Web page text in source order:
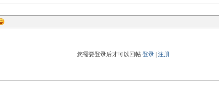
您需要登录后才可以回帖 登录 注册